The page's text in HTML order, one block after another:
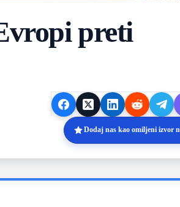
preti
Dodaj nas kao omiljeni izvor